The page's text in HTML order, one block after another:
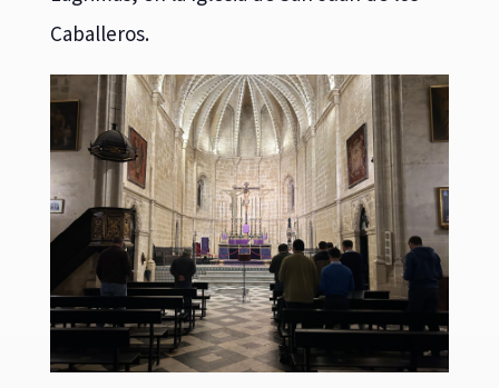
Caballeros.